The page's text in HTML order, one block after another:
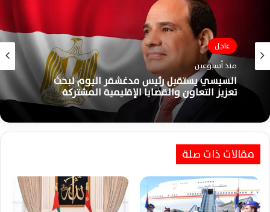
عاجل
منذ أسبوعين
السيسي يستقبل رئيس مدغشقر اليوم لبحث
تعزيز التعاون والقضايا الإقليمية المشتركة
مقالات ذات صلة